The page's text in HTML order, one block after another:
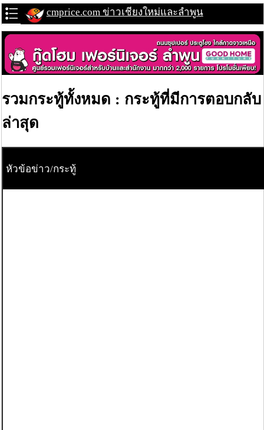
cmprice.com ข่าวเชียงใหม่และลำพูน
รวมกระทู้ทั้งหมด : กระทู้ที่มีการตอบกลับ
ล่าสุด
หัวข้อข่าว/กระทู้